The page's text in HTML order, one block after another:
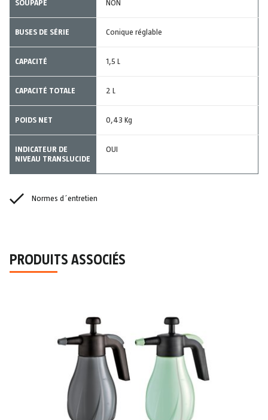
SOUPAPE NON
BUSES DE SÉRIE Conique réglable
CAPACITÉ 1,5 L
CAPACITÉ TOTALE 2 L
POIDS NET 0,43 Kg
INDICATEUR DE
NIVEAU TRANSLUCIDE
OUI
Normes d´entretien
PRODUITS ASSOCIÉS